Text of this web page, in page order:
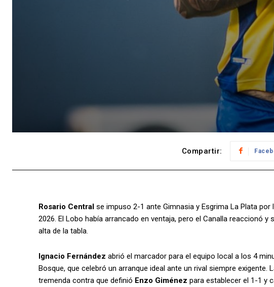
Compartir:
Rosario Central se impuso 2-1 ante Gimnasia y Esgrima La Plata
2026. El Lobo había arrancado en ventaja, pero el Canalla reaccionó
alta de la tabla.
Ignacio Fernández abrió el marcador para el equipo local a los 4
Bosque, que celebró un arranque ideal ante un rival siempre exigente.
tremenda contra que definió Enzo Giménez para establecer el 1-1 y